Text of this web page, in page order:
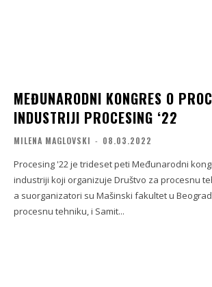
MEĐUNARODNI KONGRES O
INDUSTRIJI PROCESING ‘22
MILENA MAGLOVSKI - 08.03.2022
Procesing '22 je trideset peti Međunarodni
industriji koji organizuje Društvo za procesnu
a suorganizatori su Mašinski fakultet u
procesnu tehniku, i Samit...